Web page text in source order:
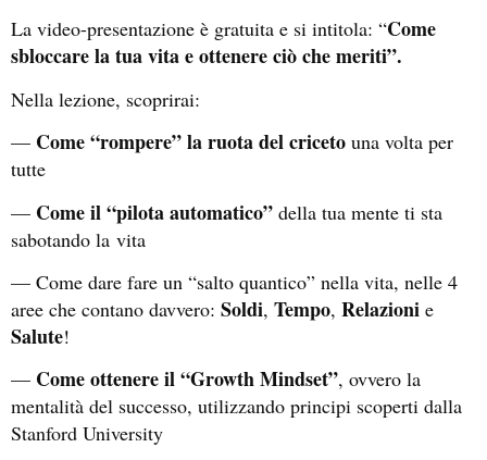
La video-presentazione è gratuita e si intitola: “Come
sbloccare la tua vita e ottenere ciò che meriti”.
Nella lezione, scoprirai:
— Come “rompere” la ruota del criceto una volta per
tutte
— Come il “pilota automatico” della tua mente ti sta
sabotando la vita
— Come dare fare un “salto quantico” nella vita, nelle 4
aree che contano davvero: Soldi, Tempo, Relazioni e
Salute!
— Come ottenere il “Growth Mindset”, ovvero la
mentalità del successo, utilizzando principi scoperti dalla
Stanford University